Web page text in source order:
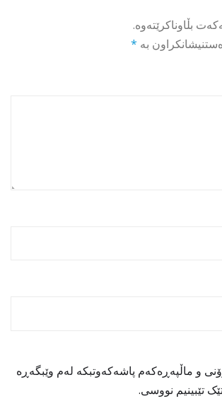
بڵاوناکرێتەوە.
بە *
و ماڵپەڕەکەم پاشەکەوتبکە لەم وێبگەڕە
تێبینیم نووسی.